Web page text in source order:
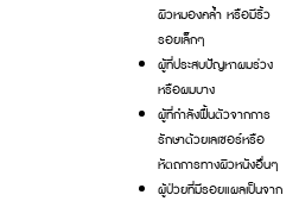
ผิวหมองคล้ำ หรือมีริ้ว
รอยเล็กๆ
ผู้ที่ประสบปัญหาผมร่วง
หรือผมบาง
ผู้ที่กำลังฟื้นตัวจากการ
รักษาด้วยเลเซอร์หรือ
หัตถการทางผิวหนังอื่นๆ
ผู้ป่วยที่มีรอยแผลเป็นจาก